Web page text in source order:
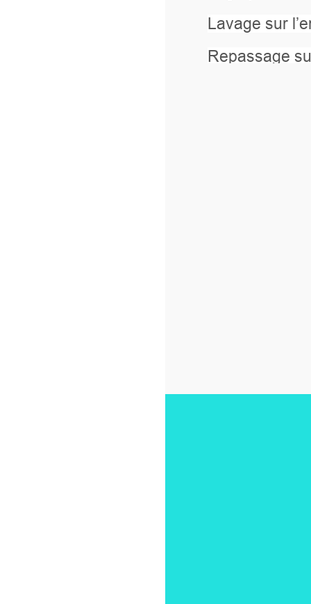
Lavage sur l’envers à 40°.
Repassage sur l’envers.